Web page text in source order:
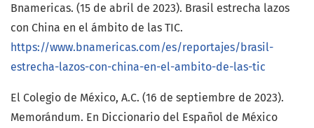
Bnamericas. (15 de abril de 2023). Brasil estrecha lazos
con China en el ámbito de las TIC.
https://www.bnamericas.com/es/reportajes/brasil-
estrecha-lazos-con-china-en-el-ambito-de-las-tic
El Colegio de México, A.C. (16 de septiembre de 2023).
Memorándum. En Diccionario del Español de México